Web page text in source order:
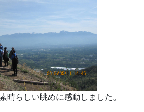
晴らしい眺めに感動しました。